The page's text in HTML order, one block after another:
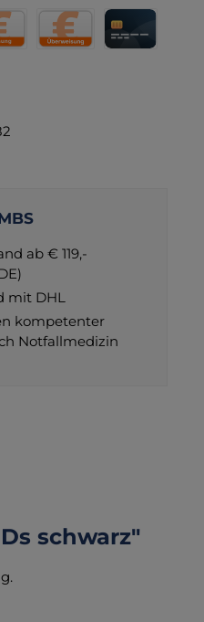
ab € 119,-
mit DHL
kompetenter
Notfallmedizin
schwarz"